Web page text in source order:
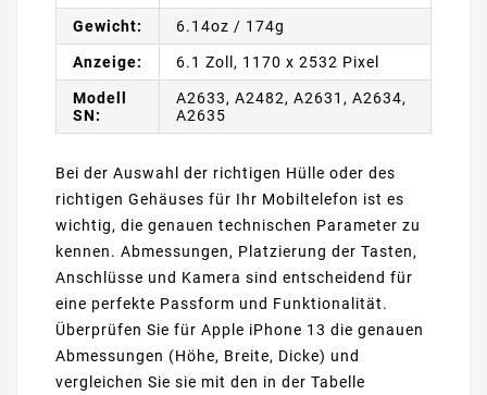
Gewicht: 6.14oz / 174g
Anzeige: 6.1 Zoll, 1170 x 2532 Pixel
Modell
SN:
A2633, A2482, A2631, A2634,
A2635
Bei der Auswahl der richtigen Hülle oder des
richtigen Gehäuses für Ihr Mobiltelefon ist es
wichtig, die genauen technischen Parameter zu
kennen. Abmessungen, Platzierung der Tasten,
Anschlüsse und Kamera sind entscheidend für
eine perfekte Passform und Funktionalität.
Überprüfen Sie für Apple iPhone 13 die genauen
Abmessungen (Höhe, Breite, Dicke) und
vergleichen Sie sie mit den in der Tabelle